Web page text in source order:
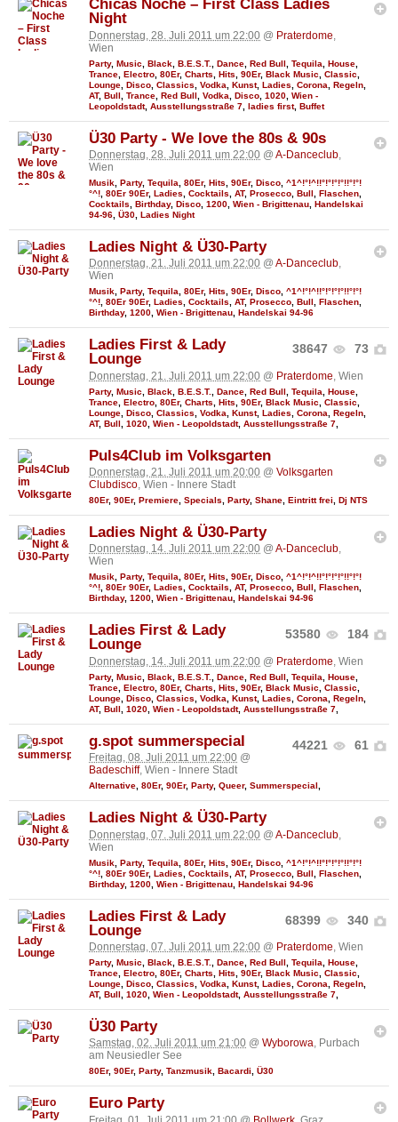
Chicas Noche – First Class Ladies
Night
Donnerstag, 28. Juli 2011 um 22:00 @ Praterdome
Wien
Party, Music Black B.E.S.T. Dance Red Bull Tequila House
Trance Electro 80Er, Charts Hits 90Er, Black Music Classic
Lounge Disco Classics Vodka Kunst, Ladies Corona Regeln
AT, Bull Trance Red Bull Vodka Disco 1020 Wien -
Leopoldstadt, Ausstellungsstraße 7 ladies first, Buffet
Ü30 Party - We love the 80s & 90s
Donnerstag, 28. Juli 2011 um 22:00 @ A-Danceclub,
Wien
Musik Party, Tequila 80Er, Hits 90Er, Disco ^1^!°!^!!°!°!°!°!!°!°!
°^! 80Er 90Er, Ladies Cocktails AT, Prosecco Bull Flaschen
Cocktails
Birthday, Disco 1200 Wien - Brigittenau Handelskai
94-96 Ü30 Ladies Night
Ladies Night & Ü30-Party
Donnerstag, 21. Juli 2011 um 22:00 @ A-Danceclub,
Wien
Musik, Party, Tequila, 80Er, Hits, 90Er, Disco, ^1^!°!^!!°!°!°!°!!°!°!
°^!, 80Er 90Er, Ladies, Cocktails, AT, Prosecco, Bull , Flaschen,
Birthday, 1200, Wien - Brigittenau, Handelskai 94-96
38647 73
Ladies First & Lady
Lounge
Donnerstag, 21. Juli 2011 um 22:00 @ Praterdome , Wien
Party, Music Black B.E.S.T. Dance Red Bull Tequila House
Trance Electro 80Er, Charts Hits 90Er, Black Music Classic
Lounge Disco Classics Vodka Kunst, Ladies Corona Regeln
AT, Bull 1020 Wien - Leopoldstadt, Ausstellungsstraße 7
Puls4Club im Volksgarten
Donnerstag, 21. Juli 2011 um 20:00 @ Volksgarten
Clubdisco, Wien - Innere Stadt
80Er, 90Er, Premiere Specials Party, Shane Eintritt frei Dj NTS
Ladies Night & Ü30-Party
Donnerstag, 14. Juli 2011 um 22:00 @ A-Danceclub,
Wien
Musik, Party, Tequila, 80Er, Hits, 90Er, Disco, ^1^!°!^!!°!°!°!°!!°!°!
°^!, 80Er 90Er, Ladies, Cocktails, AT, Prosecco, Bull , Flaschen,
Birthday, 1200, Wien - Brigittenau, Handelskai 94-96
53580 184
Ladies First & Lady
Lounge
Donnerstag, 14. Juli 2011 um 22:00 @ Praterdome, Wien
Party, Music Black B.E.S.T. Dance Red Bull Tequila House
Trance Electro 80Er, Charts Hits 90Er, Black Music Classic
Lounge Disco Classics Vodka Kunst, Ladies Corona Regeln
AT, Bull 1020 Wien - Leopoldstadt, Ausstellungsstraße 7
44221 61
g.spot summerspecial
Freitag, 08. Juli 2011 um 22:00 @
Badeschiff, Wien - Innere Stadt
Alternative 80Er, 90Er, Party, Queer, Summerspecial
Ladies Night & Ü30-Party
Donnerstag, 07. Juli 2011 um 22:00 @ A-Danceclub
Wien
Musik Party, Tequila 80Er, Hits 90Er, Disco ^1^!°!^!!°!°!°!°!!°!°!
°^! 80Er 90Er, Ladies Cocktails AT, Prosecco Bull Flaschen
Birthday, 1200 Wien - Brigittenau Handelskai 94-96
68399 340
Ladies First & Lady
Lounge
Donnerstag, 07. Juli 2011 um 22:00 @ Praterdome, Wien
Party, Music Black B.E.S.T. Dance Red Bull Tequila House
Trance Electro 80Er, Charts Hits 90Er, Black Music Classic
Lounge Disco Classics Vodka Kunst, Ladies Corona Regeln
AT, Bull 1020 Wien - Leopoldstadt, Ausstellungsstraße 7
Ü30 Party
Samstag, 02. Juli 2011 um 21:00 @ Wyborowa, Purbach
am Neusiedler See
80Er, 90Er, Party, Tanzmusik, Bacardi, Ü30
Euro Party